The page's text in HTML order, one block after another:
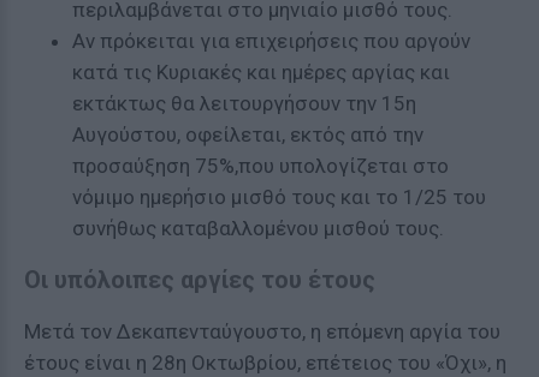
περιλαμβάνεται στο μηνιαίο μισθό τους.
Αν πρόκειται για επιχειρήσεις που αργούν
κατά τις Κυριακές και ημέρες αργίας και
εκτάκτως θα λειτουργήσουν την 15η
Αυγούστου, οφείλεται, εκτός από την
προσαύξηση 75%,που υπολογίζεται στο
νόμιμο ημερήσιο μισθό τους και το 1/25 του
συνήθως καταβαλλομένου μισθού τους.
Οι υπόλοιπες αργίες του έτους
Μετά τον Δεκαπενταύγουστο, η επόμενη αργία του
έτους είναι η 28η Οκτωβρίου, επέτειος του «Όχι», η